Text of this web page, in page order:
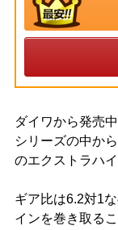
ダイワから発売
シリーズの中か
のエクストラハ
ギア比は6.2対1
インを巻き取る